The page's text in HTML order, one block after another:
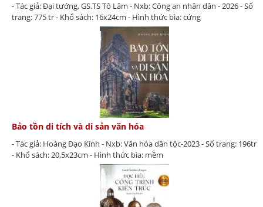
- Tác giả: Đại tướng, GS.TS Tô Lâm - Nxb: Công an nhân dân - 2026 - Số
trang: 775 tr - Khổ sách: 16x24cm - Hình thức bìa: cứng
Bảo tồn di tích và di sản văn hóa
- Tác giả: Hoàng Đạo Kính - Nxb: Văn hóa dân tộc-2023 - Số trang: 196tr
- Khổ sách: 20,5x23cm - Hình thức bìa: mềm